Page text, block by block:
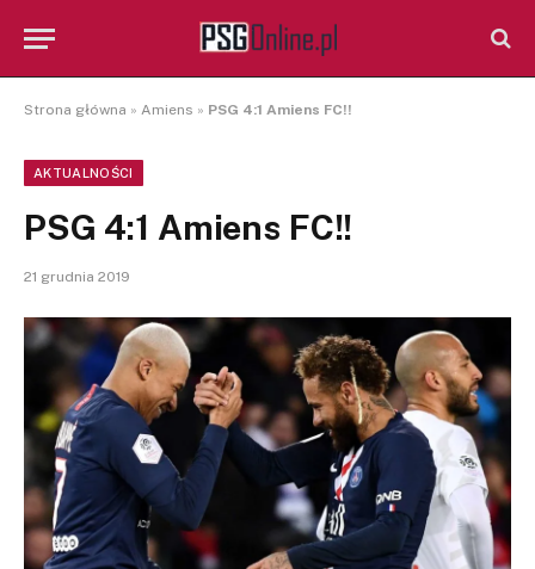
Strona główna » Amiens » PSG 4:1 Amiens FC!!
AKTUALNOŚCI
PSG 4:1 Amiens FC!!
21 grudnia 2019